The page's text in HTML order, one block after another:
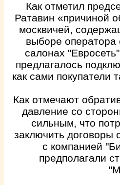
Как отметил
Ратавин «причиной
москвичей,
выборе оператора
салонах
предлагалось
как сами покупатели
Как отмечают
давление со
сильным, что
заключить договоры
с компанией
предполагали